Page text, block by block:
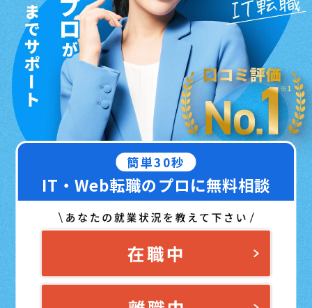
簡単30秒
IT・Web転職のプロに無料相談